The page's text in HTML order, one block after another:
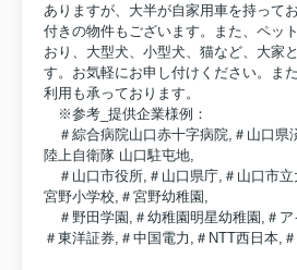
ありますが、大半が自家用車を持って
付きの物件もございます。また、ペッ
おり、大型犬、小型犬、猫など、大家
す。お気軽にお申し付けください。ま
利用も承っております。
※参考_提供企業様例：
＃綜合病院山口赤十字病院,＃山口県
陸上自衛隊 山口駐屯地,
＃山口市役所,＃山口県庁,＃山口市立
宮野小学校,＃宮野幼稚園,
＃野田学園,＃幼稚園明星幼稚園,＃ア
＃東洋証券,＃中国電力,＃NTT西日本,